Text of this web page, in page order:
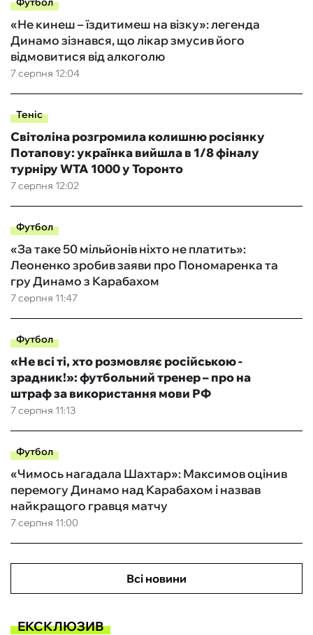
7 серпня 12:04
«Не кинеш – їздитимеш на візку»: легенда
Динамо зізнався, що лікар змусив його
відмовитися від алкоголю
Теніс
7 серпня 12:02
Світоліна розгромила колишню росіянку
Потапову: українка вийшла в 1/8 фіналу
турніру WTA 1000 у Торонто
Футбол
7 серпня 11:47
«За таке 50 мільйонів ніхто не платить»:
Леоненко зробив заяви про Пономаренка та
гру Динамо з Карабахом
Футбол
7 серпня 11:13
«Не всі ті, хто розмовляє російською -
зрадник!»: футбольний тренер – про на
штраф за використання мови РФ
Футбол
7 серпня 11:00
«Чимось нагадала Шахтар»: Максимов оцінив
перемогу Динамо над Карабахом і назвав
найкращого гравця матчу
Всі новини
ЕКСКЛЮЗИВ